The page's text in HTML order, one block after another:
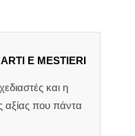
E MESTIERI
και η
αξίας που πάντα